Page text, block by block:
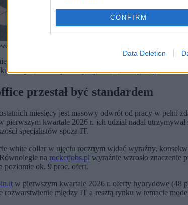
CONFIRM
Data Deletion
zmian, które definiują obecny rynek pracy w
Pracy Q1 2026 portalijustjoin.itirocketjobs.pl, które w
przestał być standardem
miesięcy jest masowy odwrót od pracy w pełni
pierwszym kwartale 2026 r. ich udział nadal
specjalistów spoza IT.
white collar w ujęciu rocznym widać wyraźny,
na rocketjobs.pl wyraźnie wzrosło znaczenie
poziomie ok. 9 proc. ofert.
w pierwszym kwartale 2026 r. oferty hybrydowe (48
między IT a resztą rynku w temacie